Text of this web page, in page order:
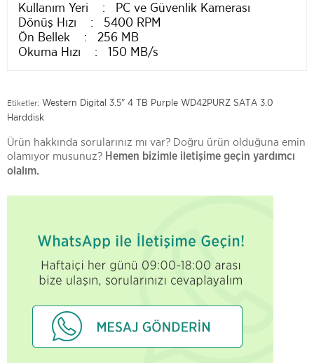
Kullanım Yeri : PC ve Güvenlik Kamerası
Dönüş Hızı : 5400 RPM
Ön Bellek : 256 MB
Okuma Hızı : 150 MB/s
Etiketler: Western Digital 3.5" 4 TB Purple WD42PURZ SATA 3.0
Harddisk
Ürün hakkında sorularınız mı var? Doğru ürün olduğuna emin
olamıyor musunuz? Hemen bizimle iletişime geçin yardımcı
olalım.